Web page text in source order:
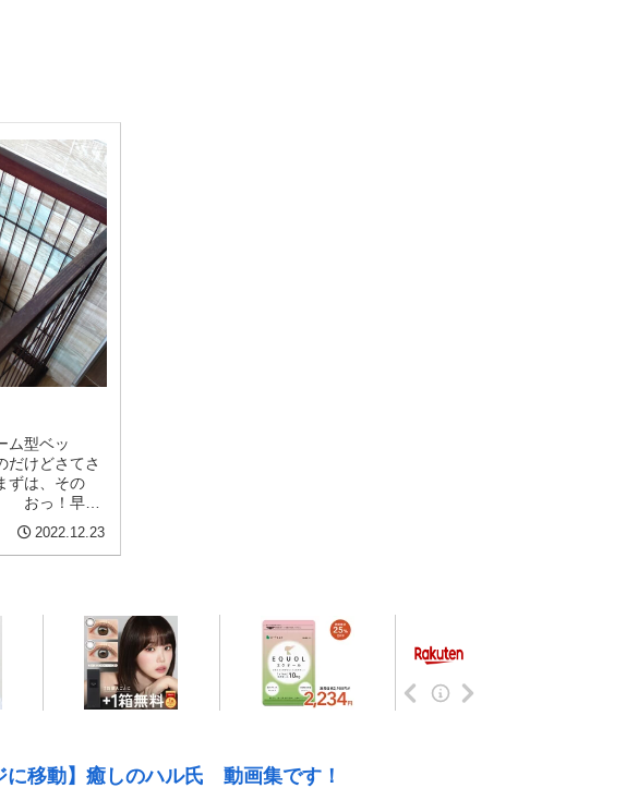
ム型ベッ
けどさてさ
は、その
おっ！早速
2022.12.23
に移動】癒しのハル氏 動画集です！